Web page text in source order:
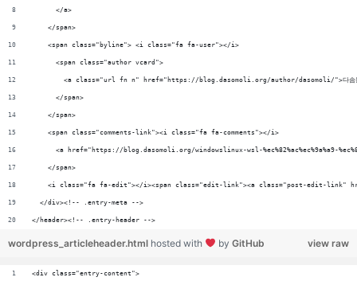
      </a>
    </span>
    <span class="byline"> <i class="fa fa-user"></i>
      <span class="author vcard">
<a class="url fn n" href="https://blog.dasomoli.org/author/dasomoli/">다솜
      </span>
    </span>
    <span class="comments-link"><i class="fa fa-comments"></i>
<a href="https://blog.dasomoli.org/windowslinux-wsl-%ec%82%ac%ec%9a%a9-
    </span>
  </div><!-- .entry-meta -->
</header><!-- .entry-header -->
view raw
wordpress_articleheader.html hosted with by GitHub
<div class="entry-content">